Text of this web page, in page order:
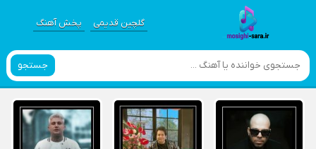
گلچین قدیمی پخش آهنگ
جستجو